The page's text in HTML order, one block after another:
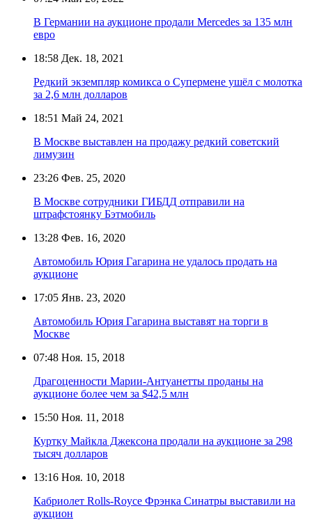
В Германии на аукционе продали Mercedes за 135 млн
евро
18:58 Дек. 18, 2021
Редкий экземпляр комикса о Супермене ушёл с молотка
за 2,6 млн долларов
18:51 Май 24, 2021
В Москве выставлен на продажу редкий советский
лимузин
23:26 Фев. 25, 2020
В Москве сотрудники ГИБДД отправили на
штрафстоянку Бэтмобиль
13:28 Фев. 16, 2020
Автомобиль Юрия Гагарина не удалось продать на
аукционе
17:05 Янв. 23, 2020
Автомобиль Юрия Гагарина выставят на торги в
Москве
07:48 Ноя. 15, 2018
Драгоценности Марии-Антуанетты проданы на
аукционе более чем за $42,5 млн
15:50 Ноя. 11, 2018
Куртку Майкла Джексона продали на аукционе за 298
тысяч долларов
13:16 Ноя. 10, 2018
Кабриолет Rolls-Royce Фрэнка Синатры выставили на
аукцион